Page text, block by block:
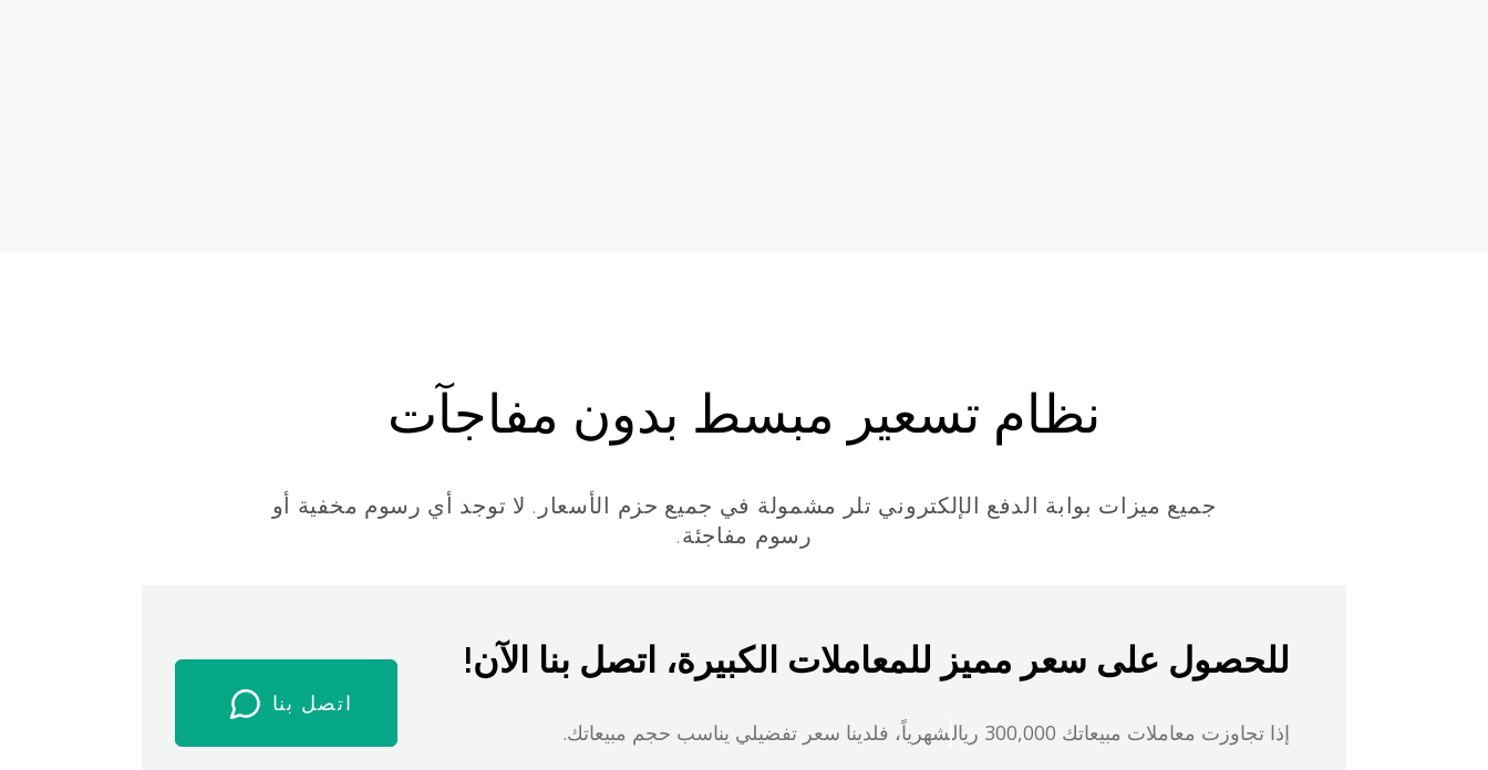
نظام تسعير مبسط بدون مفاجآت
جميع ميزات بوابة الدفع الإلكتروني تلر مشمولة في جميع حزم الأسعار. لا توجد أي رسوم مخفية أو
رسوم مفاجئة.
للحصول على سعر مميز للمعاملات الكبيرة، اتصل بنا الآن!
إذا تجاوزت معاملات مبيعاتك 300,000 ريال شهرياً، فلدينا سعر تفضيلي يناسب حجم مبيعاتك.
اتصل بنا